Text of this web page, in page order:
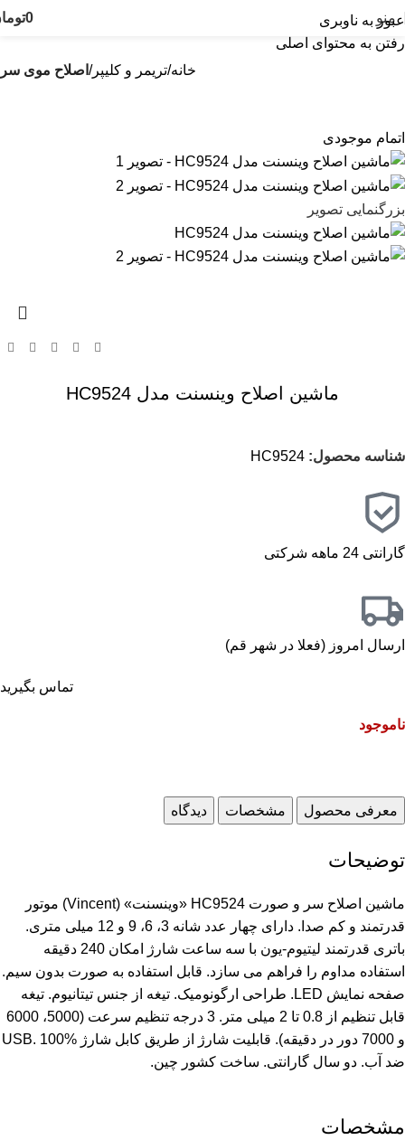
عبور به ناوبری
رفتن به محتوای اصلی
منو 0
خانه تریمر و کلیپر اصلاح موی سر
اتمام موجودی
بزرگنمایی تصویر
ماشین اصلاح وینسنت مدل HC9524
شناسه محصول: HC9524
گارانتی 24 ماهه شرکتی
ارسال امروز (فعلا در شهر قم)
تماس بگیرید
ناموجود
معرفی محصول مشخصات دیدگاه
توضیحات
ماشین اصلاح سر و صورت HC9524 «وینسنت» (Vincent) موتور
قدرتمند و کم صدا. دارای چهار عدد شانه 3، 6، 9 و 12 میلی متری.
باتری قدرتمند لیتیوم-یون با سه ساعت شارژ امکان 240 دقیقه
استفاده مداوم را فراهم می سازد. قابل استفاده به صورت بدون سیم.
صفحه نمایش LED. طراحی ارگونومیک. تیغه از جنس تیتانیوم. تیغه
قابل تنظیم از 0.8 تا 2 میلی متر. 3 درجه تنظیم سرعت (5000، 6000
و 7000 دور در دقیقه). قابلیت شارژ از طریق کابل شارژ USB. 100%
ضد آب. دو سال گارانتی. ساخت کشور چین.
مشخصات